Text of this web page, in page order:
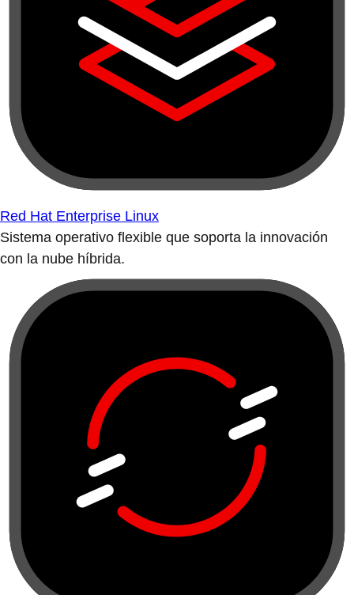
Red Hat Enterprise Linux
Sistema operativo flexible que soporta la innovación
con la nube híbrida.